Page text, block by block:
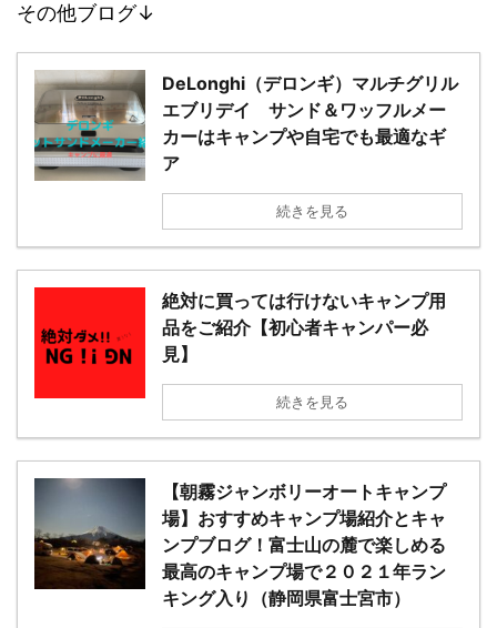
その他ブログ↓
DeLonghi（デロンギ）マルチグリル
エブリデイ サンド＆ワッフルメー
カーはキャンプや自宅でも最適なギ
ア
続きを見る
絶対に買っては行けないキャンプ用
品をご紹介【初心者キャンパー必
見】
続きを見る
【朝霧ジャンボリーオートキャンプ
場】おすすめキャンプ場紹介とキャ
ンプブログ！富士山の麓で楽しめる
最高のキャンプ場で２０２１年ラン
キング入り（静岡県富士宮市）